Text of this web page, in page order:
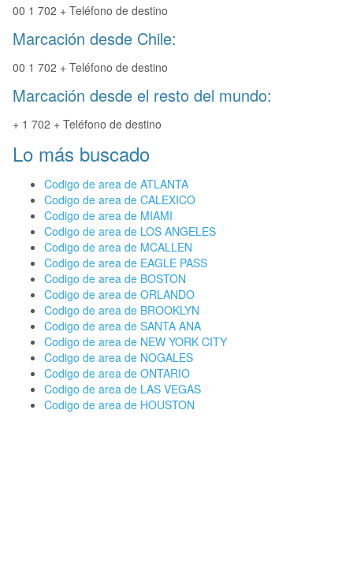
00 1 702 + Teléfono de destino
Marcación desde Chile:
00 1 702 + Teléfono de destino
Marcación desde el resto del mundo:
+ 1 702 + Teléfono de destino
Lo más buscado
Codigo de area de ATLANTA
Codigo de area de CALEXICO
Codigo de area de MIAMI
Codigo de area de LOS ANGELES
Codigo de area de MCALLEN
Codigo de area de EAGLE PASS
Codigo de area de BOSTON
Codigo de area de ORLANDO
Codigo de area de BROOKLYN
Codigo de area de SANTA ANA
Codigo de area de NEW YORK CITY
Codigo de area de NOGALES
Codigo de area de ONTARIO
Codigo de area de LAS VEGAS
Codigo de area de HOUSTON